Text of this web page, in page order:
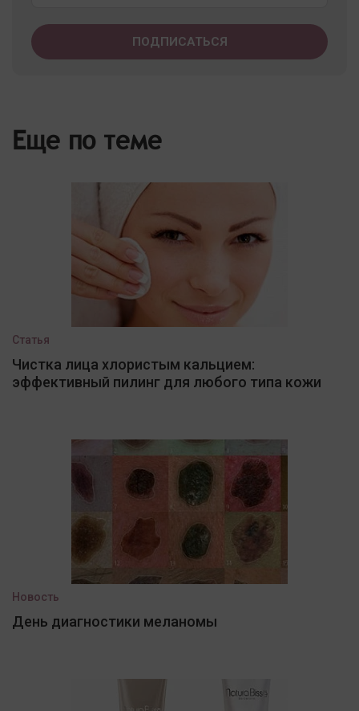
Еще по теме
Статья
Чистка лица хлористым кальцием:
эффективный пилинг для любого типа кожи
Новость
День диагностики меланомы